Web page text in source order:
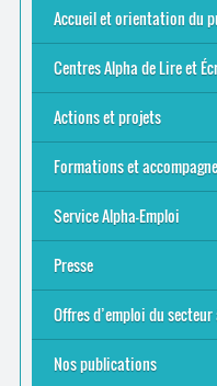
Offres d’emploi du
La rentrée 2026-27
Pour être belge à la
A vos agendas ! Alpha
Inauguration du Centre
Bruxelles
... Tous les articles
Accueil et orientation du
8 Points Accueil
Publics concernés ?
Que proposons-nous ?
Qui sommes-nous ?
Centres Alpha de Lire et
Actions et projets
Alpha-Jeux
Arts & Alpha
Jeudis du Cinéma
Le projet Alpha-TIC
Notre projet FSE
Tac-TIC Emploi
Formations et
S’initier
Se former
Se rencontrer
Être accompagné·e
Service Alpha-Emploi
Équipe et contacts
Accompagnement
Accompagnement
Folder Service Alpha-
Presse
2021
2024
2025
Offres d’emploi du
Emplois rémunérés
Bénévolat
Candidature spontanée
Nos publications